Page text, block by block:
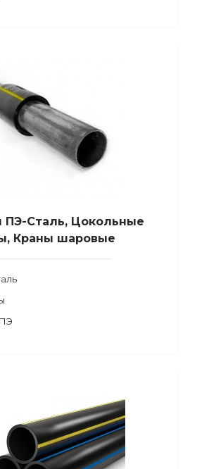
ПЭ-Сталь, Цокольные
Краны шаровые